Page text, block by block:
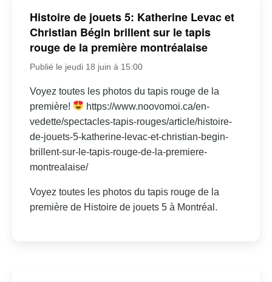
Histoire de jouets 5: Katherine Levac et
Christian Bégin brillent sur le tapis
rouge de la première montréalaise
Publié le jeudi 18 juin à 15:00
Voyez toutes les photos du tapis rouge de la
première!
https://www.noovomoi.ca/en-
vedette/spectacles-tapis-rouges/article/histoire-
de-jouets-5-katherine-levac-et-christian-begin-
brillent-sur-le-tapis-rouge-de-la-premiere-
montrealaise/
Voyez toutes les photos du tapis rouge de la
première de Histoire de jouets 5 à Montréal.